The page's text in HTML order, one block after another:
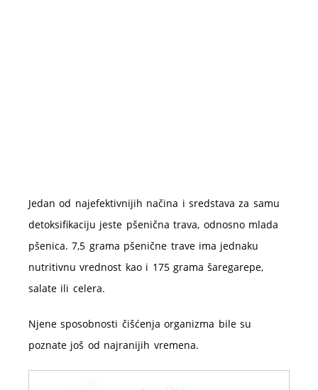
Jedan od najefektivnijih načina i sredstava za samu
detoksifikaciju jeste pšenična trava, odnosno mlada
pšenica. 7,5 grama pšenične trave ima jednaku
nutritivnu vrednost kao i 175 grama šaregarepe,
salate ili celera.
Njene sposobnosti čišćenja organizma bile su
poznate još od najranijih vremena.